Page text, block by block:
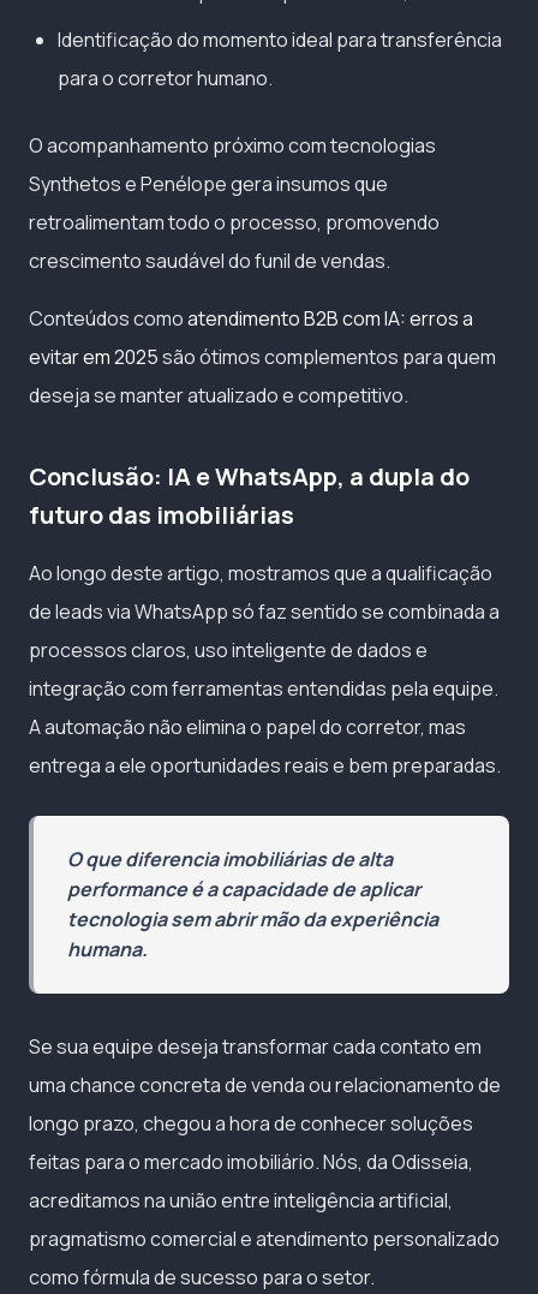
Identificação do momento ideal para transferência
para o corretor humano.
O acompanhamento próximo com tecnologias
Synthetos e Penélope gera insumos que
retroalimentam todo o processo, promovendo
crescimento saudável do funil de vendas.
Conteúdos comoatendimento B2B com IA: erros a
evitar em 2025são ótimos complementos para quem
deseja se manter atualizado e competitivo.
Conclusão: IA e WhatsApp, a dupla do
futuro das imobiliárias
Ao longo deste artigo, mostramos que a qualificação
de leads via WhatsApp só faz sentido se combinada a
processos claros, uso inteligente de dados e
integração com ferramentas entendidas pela equipe.
A automação não elimina o papel do corretor, mas
entrega a ele oportunidades reais e bem preparadas.
O que diferencia imobiliárias de alta
performance é a capacidade de aplicar
tecnologia sem abrir mão da experiência
humana.
Se sua equipe deseja transformar cada contato em
uma chance concreta de venda ou relacionamento de
longo prazo, chegou a hora de conhecer soluções
feitas para o mercado imobiliário. Nós, da Odisseia,
acreditamos na união entre inteligência artificial,
pragmatismo comercial e atendimento personalizado
como fórmula de sucesso para o setor.